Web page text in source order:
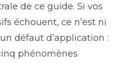
de ce guide. Si vos
échouent, ce n’est ni
défaut d’application :
phénomènes